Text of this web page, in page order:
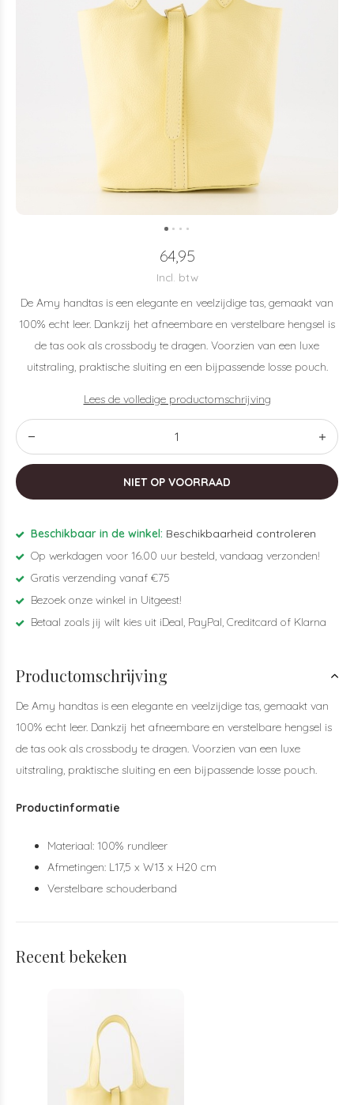
64,95
Incl. btw
De Amy handtas is een elegante en veelzijdige tas, gemaakt van
100% echt leer. Dankzij het afneembare en verstelbare hengsel is
de tas ook als crossbody te dragen. Voorzien van een luxe
uitstraling, praktische sluiting en een bijpassende losse pouch.
Lees de volledige productomschrijving
NIET OP VOORRAAD
Beschikbaar in de winkel: Beschikbaarheid controleren
Op werkdagen voor 16.00 uur besteld, vandaag verzonden!
Gratis verzending vanaf €75
Bezoek onze winkel in Uitgeest!
Betaal zoals jij wilt kies uit iDeal, PayPal, Creditcard of Klarna
Productomschrijving
De Amy handtas is een elegante en veelzijdige tas, gemaakt van
100% echt leer. Dankzij het afneembare en verstelbare hengsel is
de tas ook als crossbody te dragen. Voorzien van een luxe
uitstraling, praktische sluiting en een bijpassende losse pouch.
Productinformatie
Materiaal: 100% rundleer
Afmetingen: L17,5 x W13 x H20 cm
Verstelbare schouderband
Recent bekeken